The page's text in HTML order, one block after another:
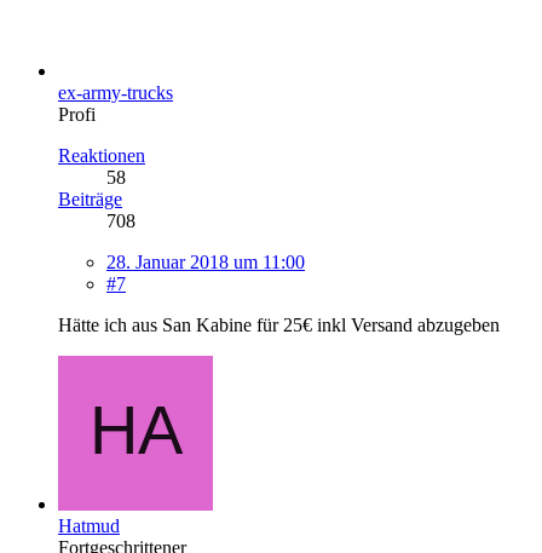
ex-army-trucks
Profi
Reaktionen
58
Beiträge
708
28. Januar 2018 um 11:00
#7
Hätte ich aus San Kabine für 25€ inkl Versand abzugeben
Hatmud
Fortgeschrittener